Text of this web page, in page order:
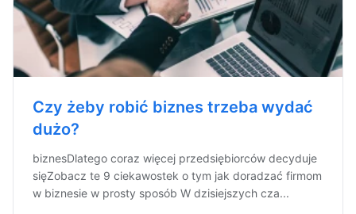
Czy żeby robić biznes trzeba wydać
dużo?
biznesDlatego coraz więcej przedsiębiorców decyduje
sięZobacz te 9 ciekawostek o tym jak doradzać firmom
w biznesie w prosty sposób W dzisiejszych cza...